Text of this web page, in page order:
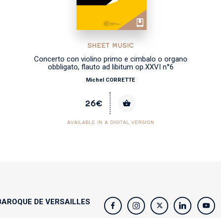
SHEET MUSIC
Concerto con violino primo e cimbalo o organo
obbligato, flauto ad libitum op.XXVI n°6
Michel CORRETTE
26€
AVAILABLE IN A DIGITAL VERSION
DE VERSAILLES